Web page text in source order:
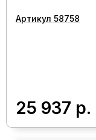
Артикул 58758
25 937 р.